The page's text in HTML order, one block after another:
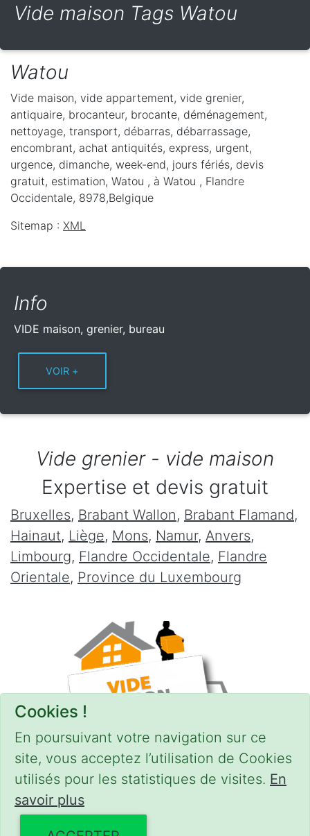
Cookies !
En poursuivant votre navigation sur ce
site, vous acceptez l’utilisation de Cookies
utilisés pour les statistiques de visites. En
savoir plus
Vide maison Tags Watou
Watou
Vide maison, vide appartement, vide grenier,
antiquaire, brocanteur, brocante, déménagement,
nettoyage, transport, débarras, débarrassage,
encombrant, achat antiquités, express, urgent,
urgence, dimanche, week-end, jours fériés, devis
gratuit, estimation, Watou , à Watou , Flandre
Occidentale, 8978,Belgique
Sitemap : XML
Info
VIDE maison, grenier, bureau
Vide grenier - vide maison
Expertise et devis gratuit
Bruxelles, Brabant Wallon, Brabant Flamand,
Hainaut, Liège, Mons, Namur, Anvers,
Limbourg, Flandre Occidentale, Flandre
Orientale, Province du Luxembourg
CONDITIONS-